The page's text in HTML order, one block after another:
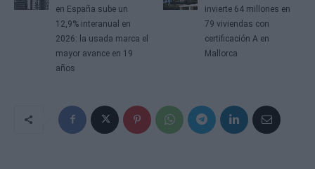
en España sube un
12,9% interanual en
2026: la usada marca el
mayor avance en 19
años
invierte 64 millones en
79 viviendas con
certificación A en
Mallorca